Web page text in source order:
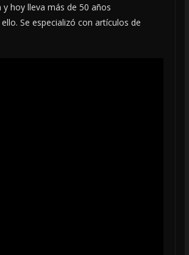
hoy lleva más de 50 años
Se especializó con artículos de